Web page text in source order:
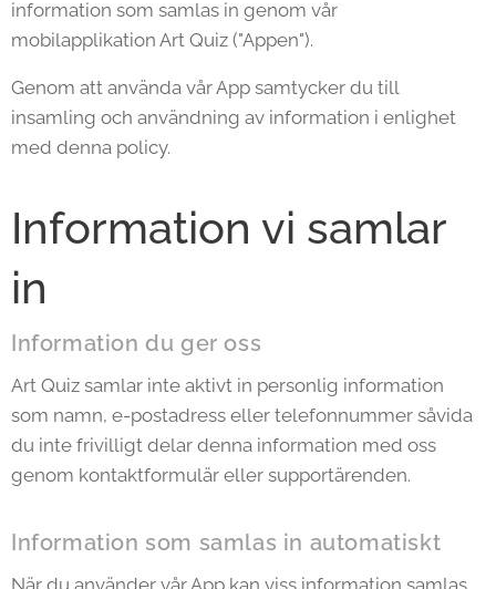
information som samlas in genom vår
mobilapplikation Art Quiz ("Appen").
Genom att använda vår App samtycker du till
insamling och användning av information i enlighet
med denna policy.
Information vi samlar
in
Information du ger oss
Art Quiz samlar inte aktivt in personlig information
som namn, e-postadress eller telefonnummer såvida
du inte frivilligt delar denna information med oss
genom kontaktformulär eller supportärenden.
Information som samlas in automatiskt
När du använder vår App kan viss information samlas